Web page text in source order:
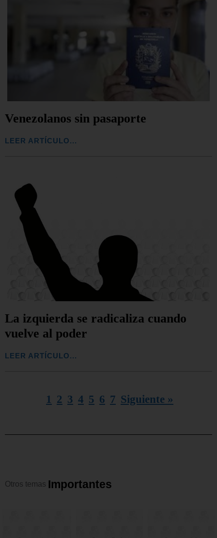
Venezolanos sin pasaporte
LEER ARTÍCULO...
La izquierda se radicaliza cuando
vuelve al poder
LEER ARTÍCULO...
1 2 3 4 5 6 7 Siguiente »
Otros temas Importantes